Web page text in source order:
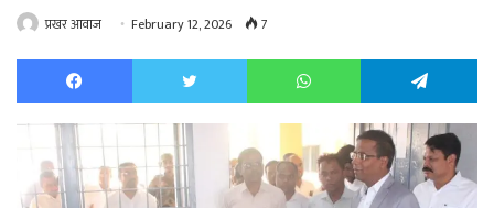
प्रखर आवाज February 12, 2026 7
Facebook Twitter WhatsApp